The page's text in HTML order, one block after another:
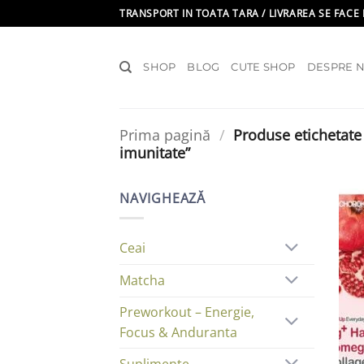
to
TRANSPORT IN TOATA TARA / LIVRAREA SE
SHOP BLOG CUTE SHOP DESPRE
Prima pagină / Produse
imunitate”
NAVIGHEAZĂ
Ceai
Matcha
Preworkout – Energie,
Focus & Anduranta